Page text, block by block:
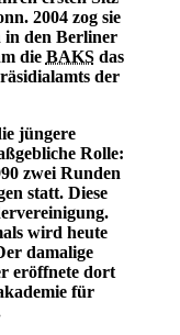
2004 zog sie
in den Berliner
die BAKSdas
der
jüngere
Rolle:
zwei Runden
statt. Diese
wird heute
damalige
eröffnete dort
für